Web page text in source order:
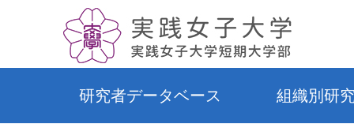
研究者データベース 組織別研